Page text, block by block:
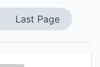
Last Page